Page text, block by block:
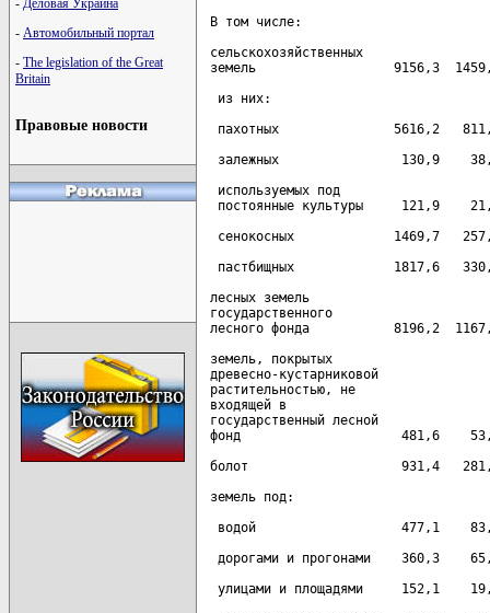
- Деловая Украина
- Автомобильный портал
- The legislation of the Great
Britain
Правовые новости